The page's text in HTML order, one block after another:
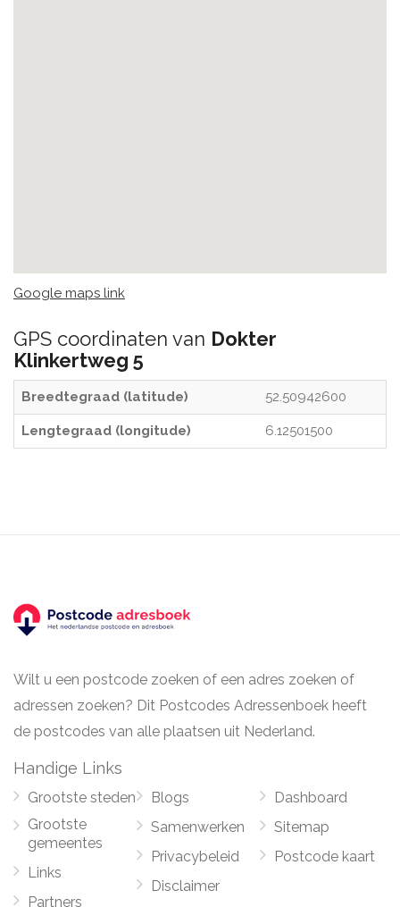
Google maps link
GPS coordinaten van Dokter
Klinkertweg 5
Breedtegraad (latitude) 52.50942600
Lengtegraad (longitude) 6.12501500
Wilt u een postcode zoeken of een adres zoeken of
adressen zoeken? Dit Postcodes Adressenboek heeft
de postcodes van alle plaatsen uit Nederland.
Handige Links
Grootste steden
Grootste
gemeentes
Links
Partners
Blogs
Samenwerken
Privacybeleid
Disclaimer
Dashboard
Sitemap
Postcode kaart